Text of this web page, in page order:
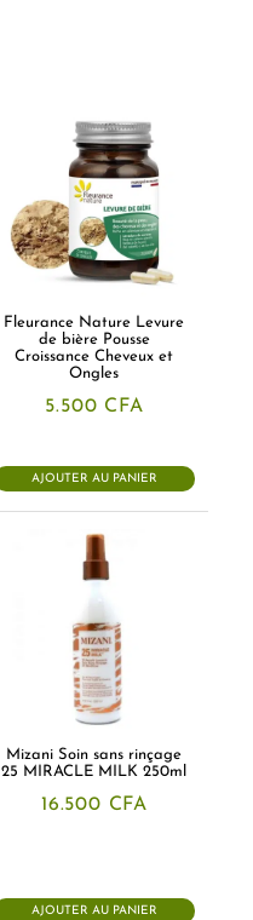
Fleurance Nature Levure
de bière Pousse
Croissance Cheveux et
Ongles
5.500 CFA
AJOUTER AU PANIER
Mizani Soin sans rinçage
25 MIRACLE MILK 250ml
16.500 CFA
AJOUTER AU PANIER